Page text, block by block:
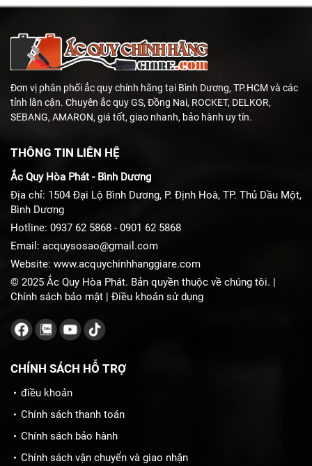
Đơn vị phân phối ắc quy chính hãng tại Bình Dương, TP.HCM và các
tỉnh lân cận. Chuyên ắc quy GS, Đồng Nai, ROCKET, DELKOR,
SEBANG, AMARON, giá tốt, giao nhanh, bảo hành uy tín.
THÔNG TIN LIÊN HỆ
Ắc Quy Hòa Phát - Bình Dương
Địa chỉ: 1504 Đại Lộ Bình Dương, P. Định Hoà, TP. Thủ Dầu Một,
Bình Dương
Hotline: 0937 62 5868 - 0901 62 5868
Email: acquysosao@gmail.com
Website: www.acquychinhhanggiare.com
© 2025 Ắc Quy Hòa Phát. Bản quyền thuộc về chúng tôi. |
Chính sách bảo mật | Điều khoản sử dụng
CHÍNH SÁCH HỖ TRỢ
điều khoản
Chính sách thanh toán
Chính sách bảo hành
Chính sách vận chuyển và giao nhận